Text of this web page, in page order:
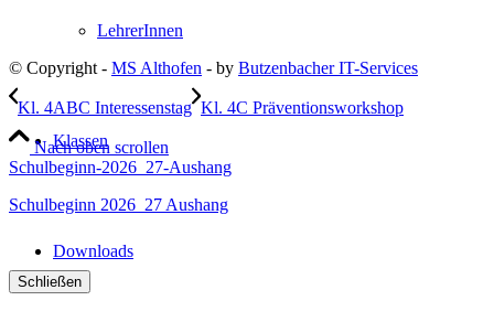
LehrerInnen
Klassen
Downloads
© Copyright - MS Althofen - by Butzenbacher IT-Services
Kl. 4ABC Interessenstag Kl. 4C Präventionsworkshop
Nach oben scrollen
Schulbeginn-2026_27-Aushang
Schulbeginn 2026_27 Aushang
Schließen